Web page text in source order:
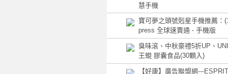
慧手機
寶可夢之頭號剋星手機推薦：
press 全球速賣通 - 手機版
臭味滾、中秋豪禮5折UP、
王蜆 膠囊食品(30顆入)
【好康】廣告聯盟網---